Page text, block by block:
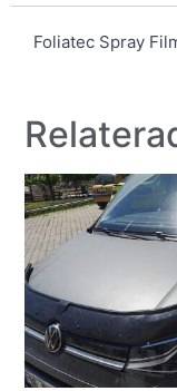
Foliatec Spray